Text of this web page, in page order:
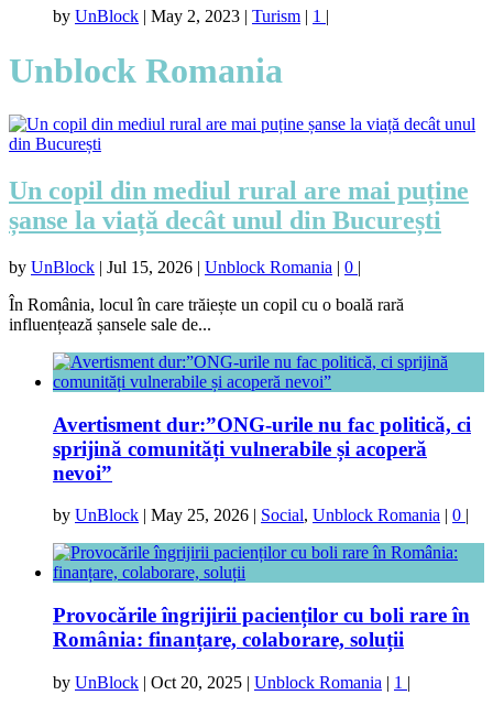
by UnBlock | May 2, 2023 | Turism | 1 |
Unblock Romania
Un copil din mediul rural are mai puține
șanse la viață decât unul din București
by UnBlock | Jul 15, 2026 | Unblock Romania | 0 |
În România, locul în care trăiește un copil cu o boală rară
influențează șansele sale de...
Avertisment dur:”ONG-urile nu fac politică, ci
sprijină comunități vulnerabile și acoperă
nevoi”
by UnBlock | May 25, 2026 | Social, Unblock Romania | 0 |
Provocările îngrijirii pacienților cu boli rare în
România: finanțare, colaborare, soluții
by UnBlock | Oct 20, 2025 | Unblock Romania | 1 |